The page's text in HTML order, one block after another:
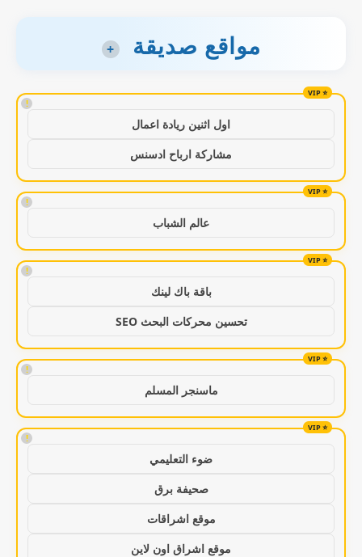
مواقع صديقة +
!
اول اثنين ريادة اعمال
مشاركة ارباح ادسنس
!
عالم الشباب
!
باقة باك لينك
تحسين محركات البحث SEO
!
ماسنجر المسلم
!
ضوء التعليمي
صحيفة برق
موقع اشراقات
موقع اشراق اون لاين